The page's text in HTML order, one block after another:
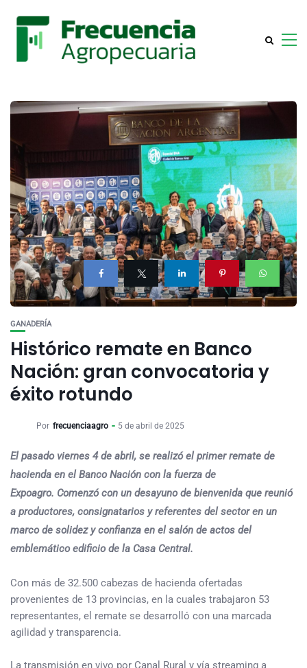
GANADERÍA
Histórico remate en Banco
Nación: gran convocatoria y
éxito rotundo
Por frecuenciaagro 5 de abril de 2025
El pasado viernes 4 de abril, se realizó el primer remate de
hacienda en el Banco Nación con la fuerza de
Expoagro. Comenzó con un desayuno de bienvenida que reunió
a productores, consignatarios y referentes del sector en un
marco de solidez y confianza en el salón de actos del
emblemático edificio de la Casa Central.
Con más de 32.500 cabezas de hacienda ofertadas
provenientes de 13 provincias, en la cuales trabajaron 53
representantes, el remate se desarrolló con una marcada
agilidad y transparencia.
La transmisión en vivo por Canal Rural y vía streaming a